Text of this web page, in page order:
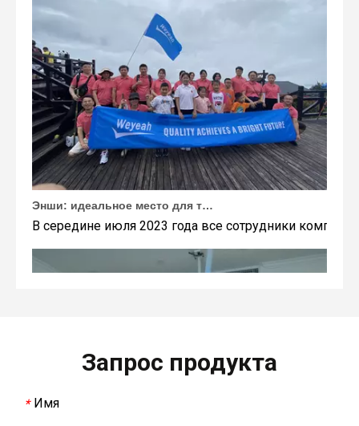
В середине июля 2023 года все сотрудники
Запрос продукта
* Имя